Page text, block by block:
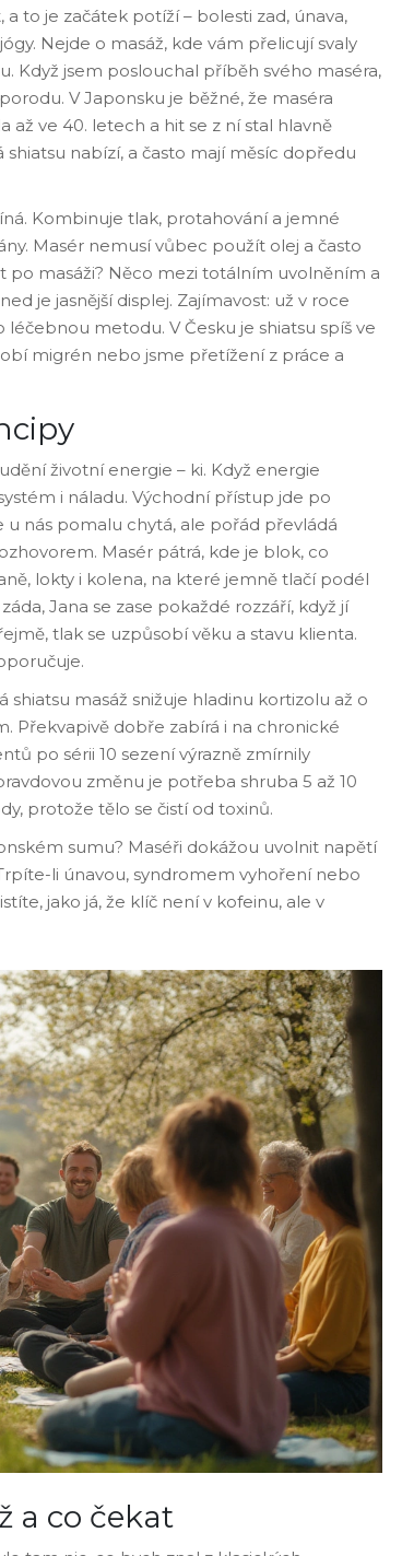
to je začátek potíží – bolesti zad, únava,
Nejde o masáž, kde vám přelicují svaly
Když jsem poslouchal příběh svého maséra,
V Japonsku je běžné, že maséra
až ve 40. letech a hit se z ní stal hlavně
shiatsu nabízí, a často mají měsíc dopředu
Kombinuje tlak, protahování a jemné
Masér nemusí vůbec použít olej a často
po masáži? Něco mezi totálním uvolněním a
je jasnější displej. Zajímavost: už v roce
metodu. V Česku je shiatsu spíš ve
migrén nebo jsme přetížení z práce a
životní energie – ki. Když energie
i náladu. Východní přístup jde po
u nás pomalu chytá, ale pořád převládá
Masér pátrá, kde je blok, co
lokty i kolena, na které jemně tlačí podél
Jana se zase pokaždé rozzáří, když jí
tlak se uzpůsobí věku a stavu klienta.
shiatsu masáž snižuje hladinu kortizolu až o
Překvapivě dobře zabírá i na chronické
po sérii 10 sezení výrazně zmírnily
změnu je potřeba shruba 5 až 10
protože tělo se čistí od toxinů.
sumu? Maséři dokážou uvolnit napětí
li únavou, syndromem vyhoření nebo
jako já, že klíč není v kofeinu, ale v
a co čekat